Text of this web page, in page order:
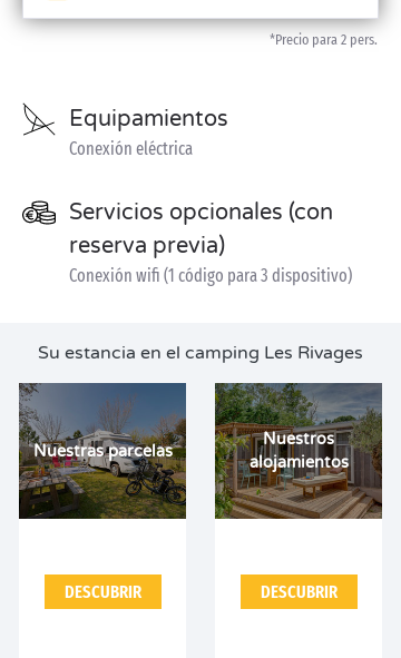
*Precio para 2 pers.
Equipamientos
Conexión eléctrica
Servicios opcionales (con
reserva previa)
Conexión wifi (1 código para 3 dispositivo)
Su estancia en el camping Les Rivages
Nuestras parcelas
DESCUBRIR
Nuestros
alojamientos
DESCUBRIR